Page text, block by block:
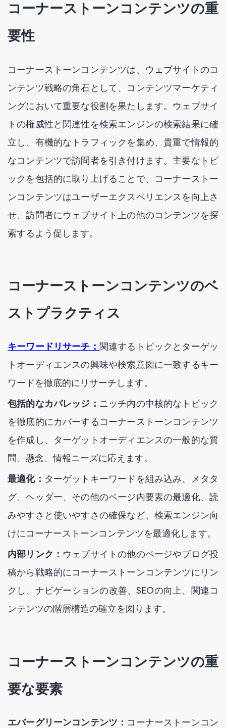
コーナーストーンコンテンツの重
要性
コーナーストーンコンテンツは、ウェブサイトのコ
ンテンツ戦略の角石として、コンテンツマーケティ
ングにおいて重要な役割を果たします。ウェブサイ
トの権威性と関連性を検索エンジンの検索結果に確
立し、有機的なトラフィックを集め、貴重で情報的
なコンテンツで訪問者を引き付けます。主要なトピ
ックを包括的に取り上げることで、コーナーストー
ンコンテンツはユーザーエクスペリエンスを向上さ
せ、訪問者にウェブサイト上の他のコンテンツを探
索するよう促します。
コーナーストーンコンテンツのベ
ストプラクティス
キーワードリサーチ： 関連するトピックとターゲッ
トオーディエンスの興味や検索意図に一致するキー
ワードを徹底的にリサーチします。
包括的なカバレッジ： ニッチ内の中核的なトピック
を徹底的にカバーするコーナーストーンコンテンツ
を作成し、ターゲットオーディエンスの一般的な質
問、懸念、情報ニーズに応えます。
最適化： ターゲットキーワードを組み込み、メタタ
グ、ヘッダー、その他のページ内要素の最適化、読
みやすさと使いやすさの確保など、検索エンジン向
けにコーナーストーンコンテンツを最適化します。
内部リンク： ウェブサイトの他のページやブログ投
稿から戦略的にコーナーストーンコンテンツにリン
クし、ナビゲーションの改善、SEOの向上、関連コ
ンテンツの階層構造の確立を図ります。
コーナーストーンコンテンツの重
要な要素
エバーグリーンコンテンツ： コーナーストーンコン